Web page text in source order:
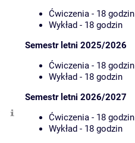
Ćwiczenia - 18 godzin
Wykład - 18 godzin
Semestr letni 2025/2026
Ćwiczenia - 18 godzin
Wykład - 18 godzin
Semestr letni 2026/2027
Ćwiczenia - 18 godzin
Wykład - 18 godzin